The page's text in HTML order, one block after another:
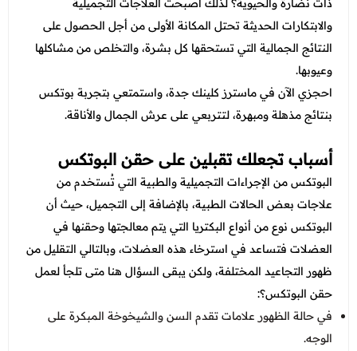
عروض قسم الطوارئ
عروض المختبر
عروض الاشعة
عروض الباطنة
عروض الانف والاذن والحنجرة
ذات نضارة والحيوية؟ لذلك أصبحت العلاجات التجميلية
والابتكارات الحديثة تحتل المكانة الأولى من أجل الحصول على
النتائج الجمالية التي تستحقها كل بشرة، والتخلص من مشاكلها
وعيوبها.
احجزي الآن في ماسترز كلينك جدة، واستمتعي بتجربة بوتكس
بنتائج مذهلة ومبهرة، لتتربعي على عرش الجمال والأناقة.
أسباب تجعلك تقبلين على حقن البوتكس
البوتكس من الإجراءات التجميلية والطبية التي تُستخدم من
علاجات بعض الحالات الطبية، بالإضافة إلى التجميل، حيث أن
البوتكس نوع من أنواع البكتريا التي يتم معالجتها وحقنها في
العضلات فتساعد في استرخاء هذه العضلات، وبالتالي التقليل من
ظهور التجاعيد المختلفة، ولكن يبقى السؤال هنا متى تلجأ لعمل
حقن البوتكس؟:
في حالة الظهور علامات تقدم السن والشيخوخة المبكرة على
الوجه.